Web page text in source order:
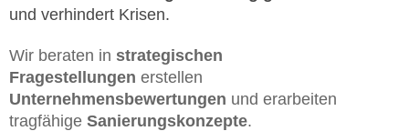
und verhindert Krisen.
Wir beraten in strategischen
Fragestellungen erstellen
Unternehmensbewertungen und erarbeiten
tragfähige Sanierungskonzepte.